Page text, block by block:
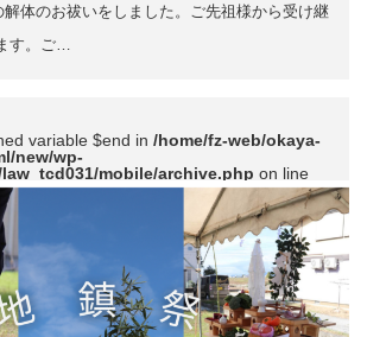
体のお祓いをしました。ご先祖様から受け継
す。ご…
variable $end in /home/fz-web/okaya-
new/wp-
mobile/archive.php on line